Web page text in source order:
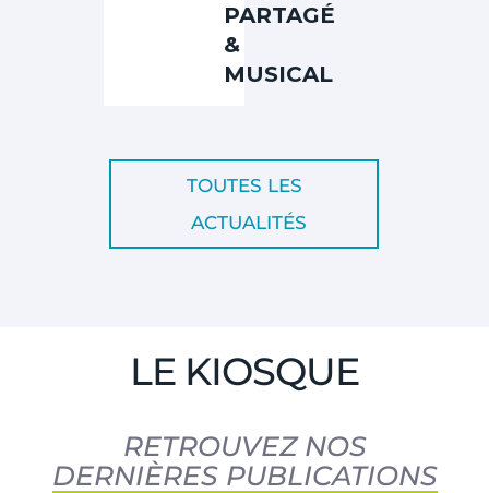
PARTAGÉ
&
MUSICAL
TOUTES LES
ACTUALITÉS
LE KIOSQUE
RETROUVEZ NOS
DERNIÈRES PUBLICATIONS